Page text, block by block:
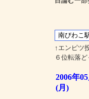
↑エンピツ
６位転落ど
2006年
(月)